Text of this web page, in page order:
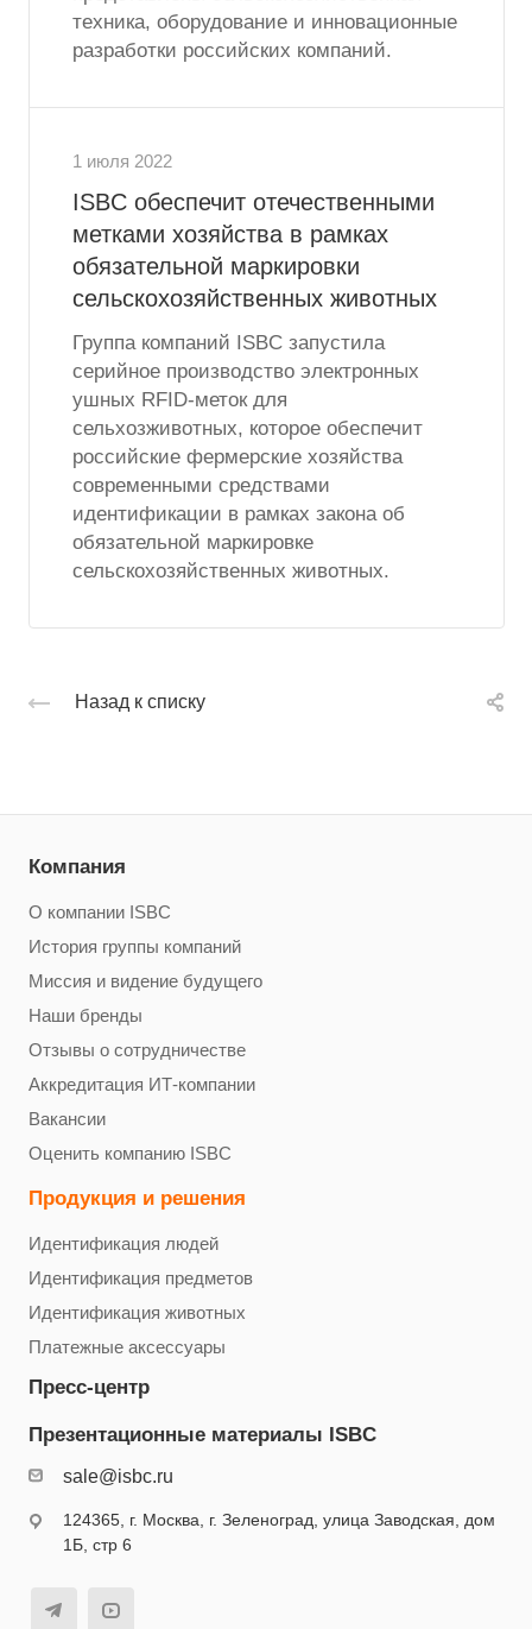
техника, оборудование и инновационные
разработки российских компаний.
1 июля 2022
ISBC обеспечит отечественными
метками хозяйства в рамках
обязательной маркировки
сельскохозяйственных животных
Группа компаний ISBC запустила
серийное производство электронных
ушных RFID-меток для
сельхозживотных, которое обеспечит
российские фермерские хозяйства
современными средствами
идентификации в рамках закона об
обязательной маркировке
сельскохозяйственных животных.
Назад к списку
Компания
О компании ISBC
История группы компаний
Миссия и видение будущего
Наши бренды
Отзывы о сотрудничестве
Аккредитация ИТ-компании
Вакансии
Оценить компанию ISBC
Продукция и решения
Идентификация людей
Идентификация предметов
Идентификация животных
Платежные аксессуары
Пресс-центр
Презентационные материалы ISBC
sale@isbc.ru
124365, г. Москва, г. Зеленоград, улица Заводская, дом
1Б, стр 6